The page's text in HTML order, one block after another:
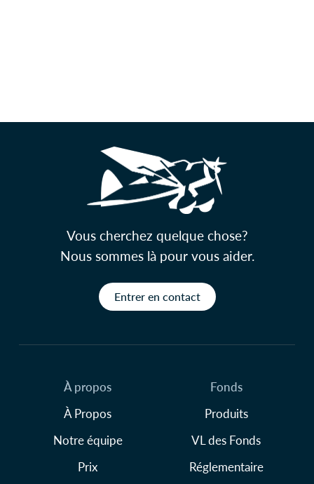
Vous cherchez quelque chose?
Nous sommes là pour vous aider.
Entrer en contact
À propos
À Propos
Notre équipe
Prix
Fonds
Produits
VL des Fonds
Réglementaire